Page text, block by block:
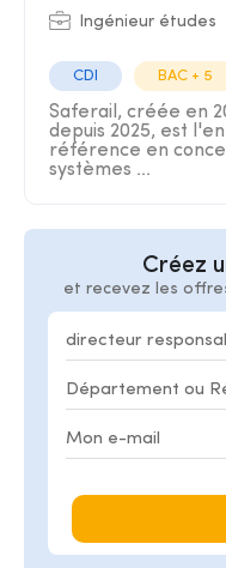
Ingénieur études
CDI BAC + 5
Saferail, créée en
depuis 2025, est
référence en
systèmes ...
Créez
et recevez les